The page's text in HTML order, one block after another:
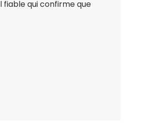
fiable qui confirme que